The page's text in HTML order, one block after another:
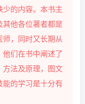
的内容。本书主
他各位著者都是
，同时又长期从
们在书中阐述了
方法及原理，图文
的学习是十分有